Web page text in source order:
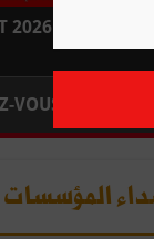
2026 : EN
VOUS
المؤسسات